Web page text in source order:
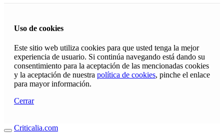
Uso de cookies
Este sitio web utiliza cookies para que usted tenga la mejor
experiencia de usuario. Si continúa navegando está dando su
consentimiento para la aceptación de las mencionadas cookies
y la aceptación de nuestra política de cookies, pinche el enlace
para mayor información.
Cerrar
Criticalia.com